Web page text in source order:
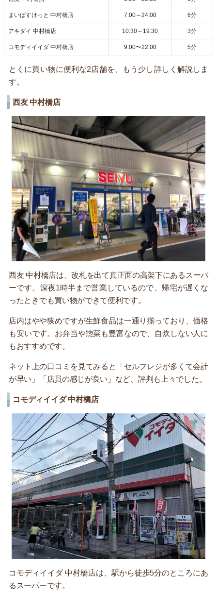
まいばすけっと 中村橋店 7:00～24:00 6分
アキダイ 中村橋店 10:30～19:30 3分
コモディイイダ 中村橋店 9:00〜22:00 5分
とくに買い物に便利な2店舗を、もう少し詳しく解説しま
す。
西友 中村橋店
西友 中村橋店は、改札を出て真正面の高架下にあるスーパ
ーです。深夜1時半まで営業しているので、帰宅が遅くな
ったときでも買い物ができて便利です。
店内はやや狭めですが生鮮食品は一通り揃っており、価格
も安いです。お弁当や惣菜も豊富なので、自炊しない人に
もおすすめです。
ネット上の口コミを見てみると「セルフレジが多くて会計
が早い」「店員の感じが良い」など、評判も上々でした。
コモディイイダ 中村橋店
コモディイイダ 中村橋店は、駅から徒歩5分のところにあ
るスーパーです。